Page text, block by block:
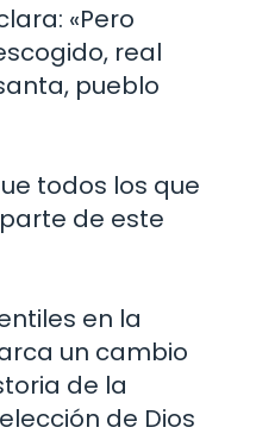
«Pero
real
pueblo
todos los que
de este
en la
un cambio
de la
de Dios